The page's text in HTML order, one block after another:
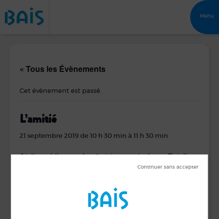
Menu
« Tous les Évènements
Cet évènement est passé.
L’amitié
21 septembre 2019 de 10 h 30 min à 11 h 30 min
Atelier philo pour les 6 -14ans animé par Estelle
sur inscription, gratuit
10 enfants maximum